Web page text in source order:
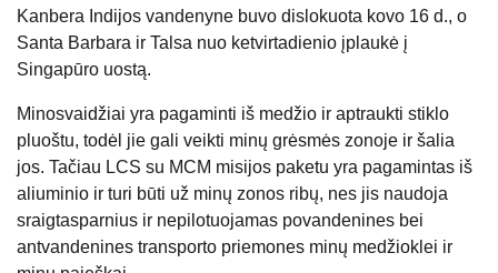
Kanbera Indijos vandenyne buvo dislokuota kovo 16 d., o
Santa Barbara ir Talsa nuo ketvirtadienio įplaukė į
Singapūro uostą.
Minosvaidžiai yra pagaminti iš medžio ir aptraukti stiklo
pluoštu, todėl jie gali veikti minų grėsmės zonoje ir šalia
jos. Tačiau LCS su MCM misijos paketu yra pagamintas iš
aliuminio ir turi būti už minų zonos ribų, nes jis naudoja
sraigtasparnius ir nepilotuojamas povandenines bei
antvandenines transporto priemones minų medžioklei ir